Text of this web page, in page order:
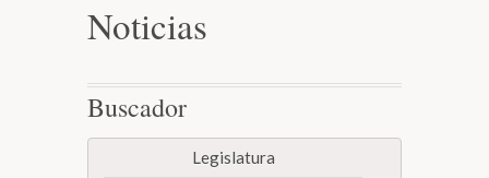
Mesa Directiva y Diputación Permanente
Junta de Coordinación Política
Comisiones
Noticias
Buscador
Legislatura